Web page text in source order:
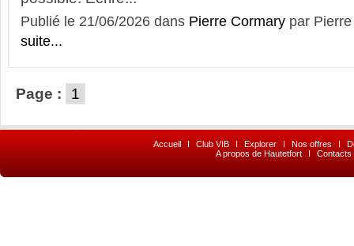
Publié le 21/06/2026 dans Pierre Cormary par
suite...
Page : 1
Accueil I Club VIB I Explorer I Nos offres I
A propos de Hautetfort
I Contacts